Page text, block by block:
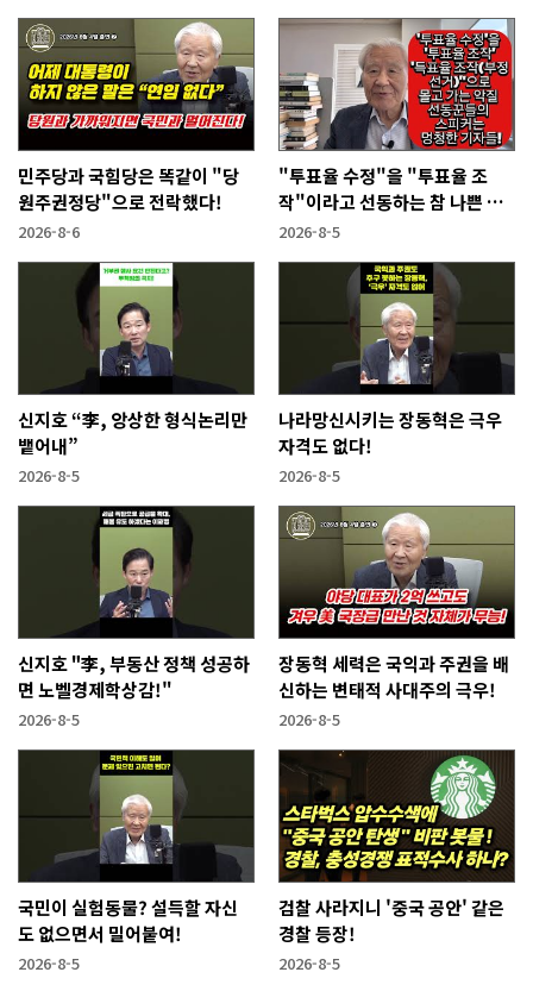
민주당과 국힘당은 똑같이 "당
원주권정당"으로 전락했다!
2026-8-6
"투표율 수정"을 "투표율 조
작"이라고 선동하는 참 나쁜 사
람들!
2026-8-5
신지호 “李, 앙상한 형식논리만
뱉어내”
2026-8-5
나라망신시키는 장동혁은 극우
자격도 없다!
2026-8-5
신지호 "李, 부동산 정책 성공하
면 노벨경제학상감!"
2026-8-5
장동혁 세력은 국익과 주권을 배
신하는 변태적 사대주의 극우!
2026-8-5
국민이 실험동물? 설득할 자신
도 없으면서 밀어붙여!
2026-8-5
검찰 사라지니 '중국 공안' 같은
경찰 등장!
2026-8-5